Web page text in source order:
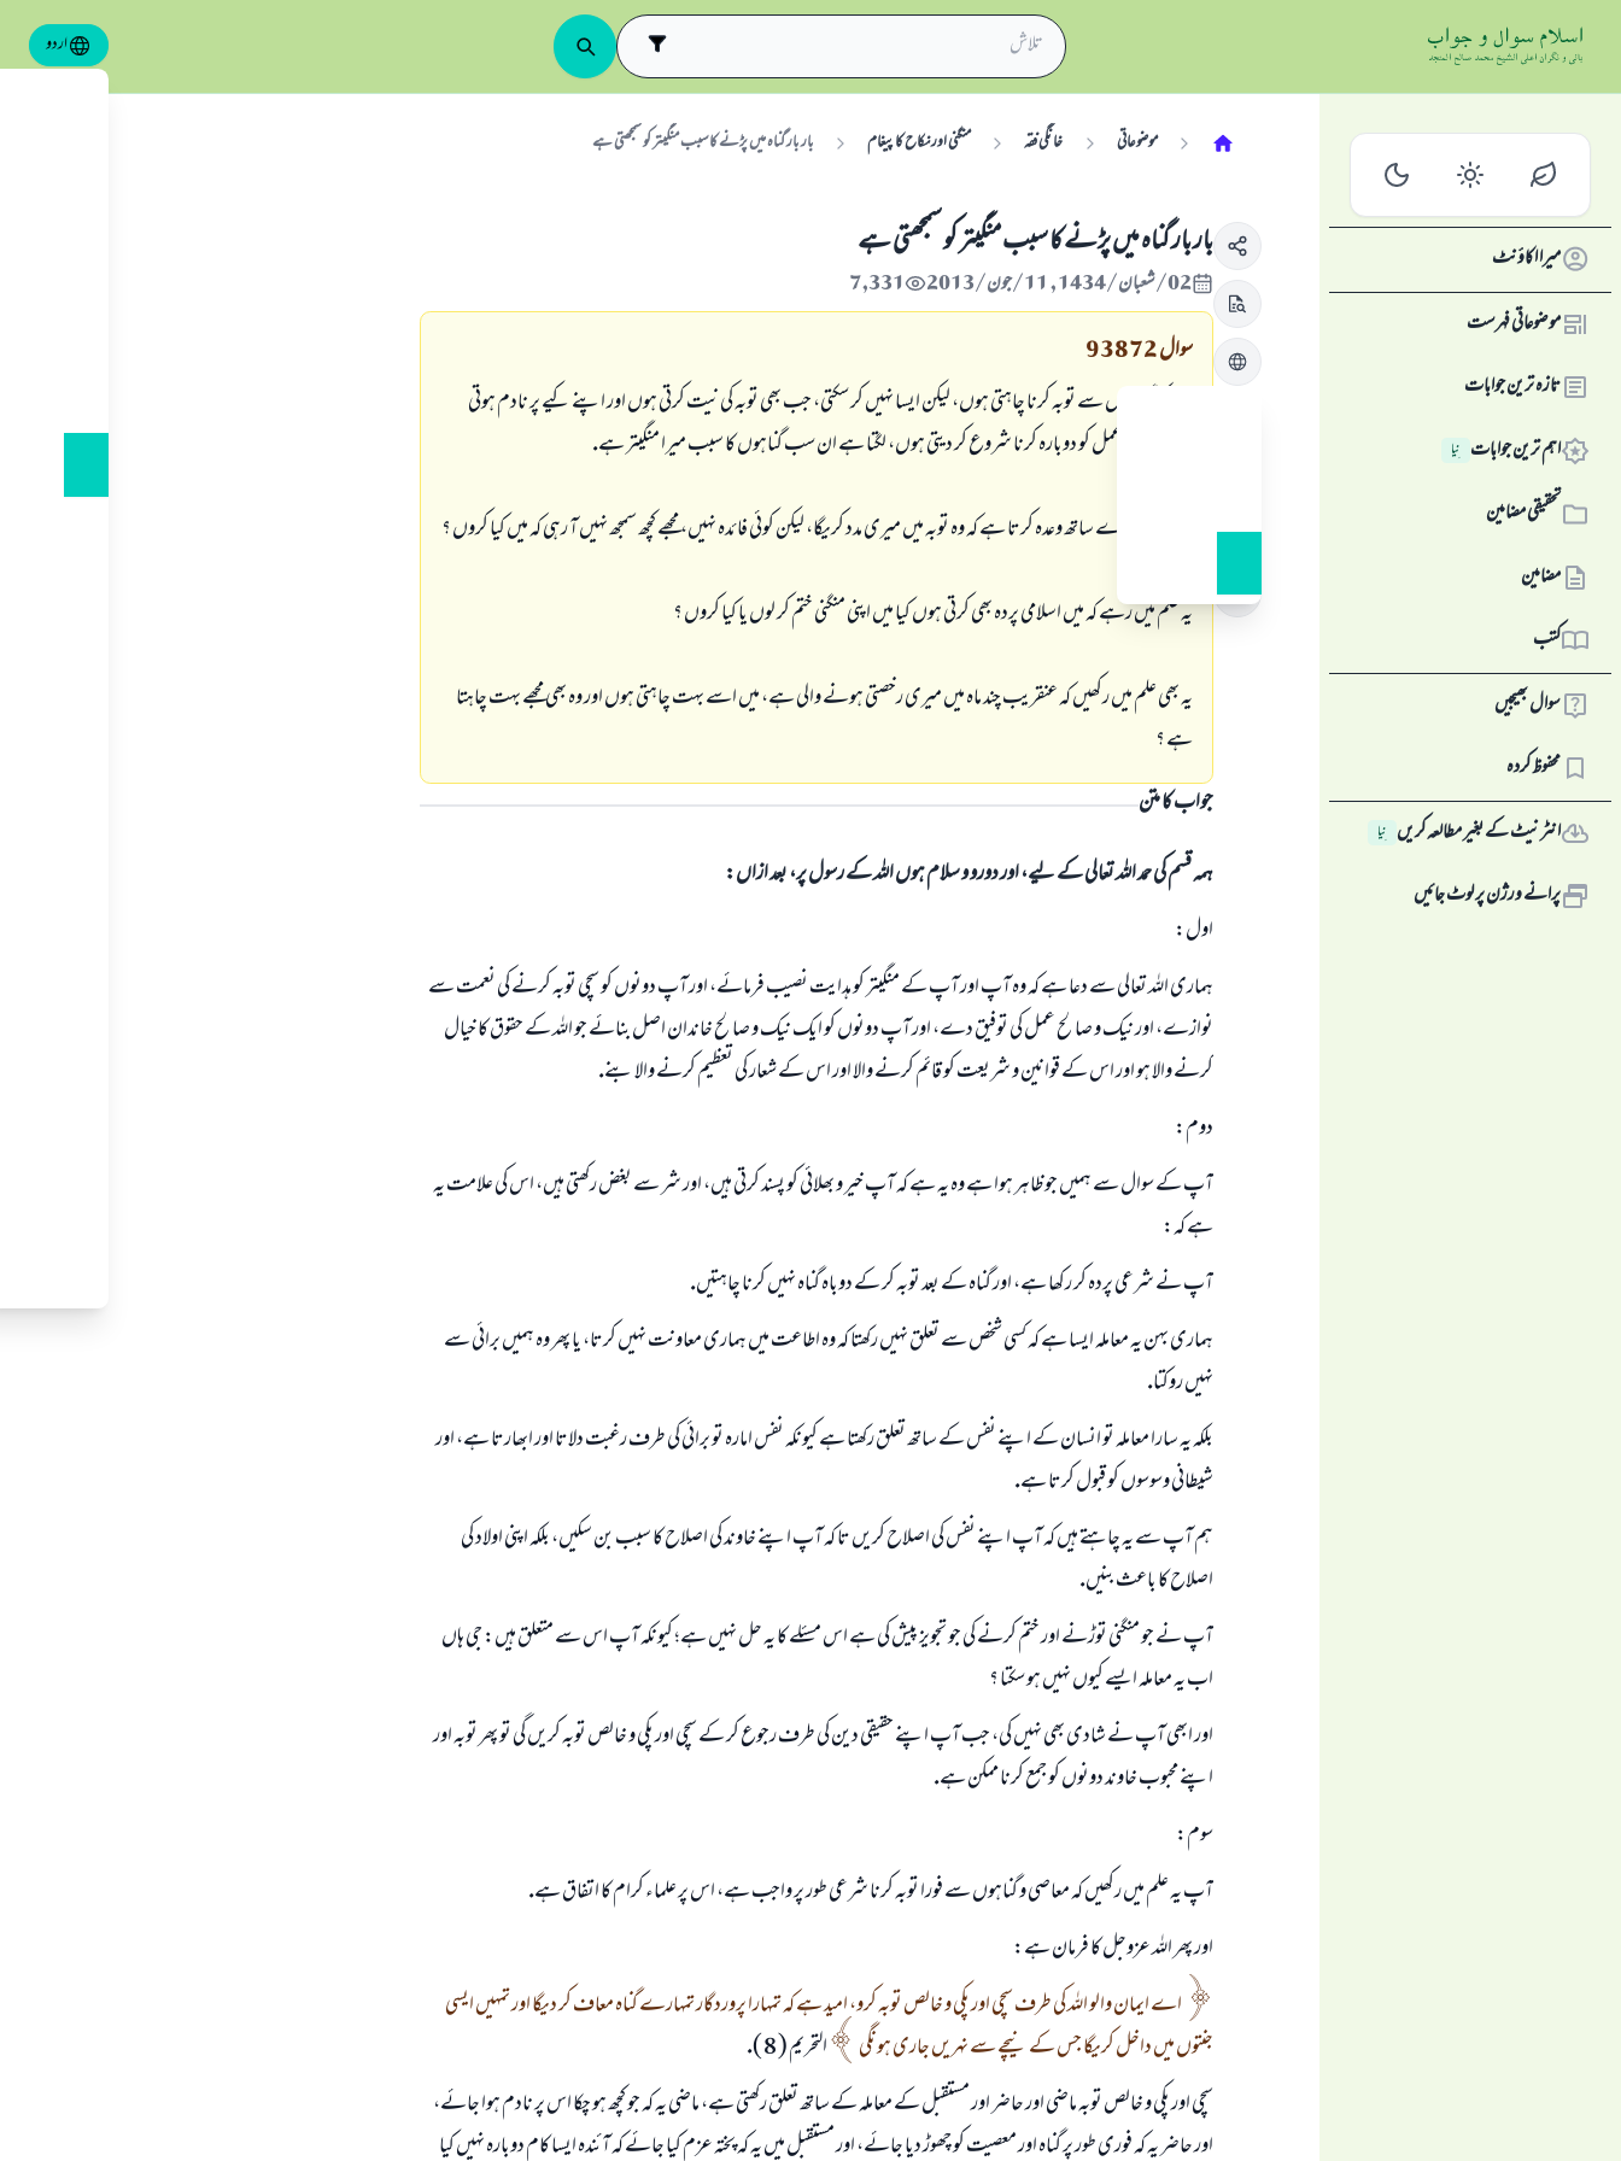
اردو
میرا اکاؤنٹ
موضوعاتی فہرست
تازہ ترین جوابات
اہم ترین جوابات نِیا
تحقیقی مضامین
مضامین
کتب
سوال بھیجیں
محفوظ کردہ
انٹرنیٹ کے بغیر مطالعہ کریں نِیا
پرانے ورژن پر لوٹ جائیں
موضوعاتی خانگی فقہ منگنی اور نکاح کا پیغام بار بار گناہ ميں پڑنے كا سبب منگيتر كو سمجھتى ہے
بار بار گناہ ميں پڑنے كا سبب منگيتر كو سمجھتى ہے
02/شعبان/1434 , 11/جون/2013 7,331
سوال93872
ميں كچھ گناہوں سے توبہ كرنا چاہتى ہوں، ليكن ايسا نہيں كر سكتى، جب بھى توبہ كى نيت كرتى ہوں اور اپنے كيے پر نادم ہوتى
ہوں تو اسى عمل كو دوبارہ كرنا شروع كر ديتى ہوں، لگتا ہے ان سب گناہوں كا سبب ميرا منگيتر ہے.
ہر بار وہ ميرے ساتھ وعدہ كرتا ہے كہ وہ توبہ ميں ميرى مدد كريگا، ليكن كوئى فائدہ نہيں، مجھے كچھ سمجھ نہيں آ رہى كہ ميں كيا كروں ؟
يہ علم ميں رہے كہ ميں اسلامى پردہ بھى كرتى ہوں كيا ميں اپنى منگنى ختم كر لوں يا كيا كروں ؟
يہ بھى علم ميں ركھيں كہ عنقريب چند ماہ ميں ميرى رخصتى ہونے والى ہے، ميں اسے بہت چاہتى ہوں اور وہ بھى مجھے بہت چاہتا
ہے ؟
جواب کا متن
ہمہ قسم کی حمد اللہ تعالی کے لیے، اور دورو و سلام ہوں اللہ کے رسول پر، بعد ازاں:
اول:
ہمارى اللہ تعالى سے دعا ہے كہ وہ آپ اور آپ كے منگيتر كو ہدايت نصيب فرمائے، اور آپ دونوں كو سچى توبہ كرنے كى نعمت سے
نوازے، اور نيك و صالح عمل كى توفيق دے، اور آپ دونوں كو ايك نيك و صالح خاندان اصل بنائے جو اللہ كے حقوق كا خيال
كرنے والا ہو اور اس كے قوانين و شريعت كو قائم كرنے والا اور اس كے شعار كى تعظيم كرنے والا بنے.
دوم:
آپ كے سوال سے ہميں جو ظاہر ہوا ہے وہ يہ ہے كہ آپ خير و بھلائى كو پسند كرتى ہيں، اور شر سے بغض ركھتى ہيں، اس كى علامت يہ
ہے كہ:
آپ نے شرعى پردہ كر ركھا ہے، اور گناہ كے بعد توبہ كر كے دوباہ گناہ نہيں كرنا چاہتيں.
ہمارى بہن يہ معاملہ ايسا ہے كہ كسى شخص سے تعلق نہيں ركھتا كہ وہ اطاعت ميں ہمارى معاونت نہيں كرتا، يا پھر وہ ہميں برائى سے
نہيں روكتا.
بلكہ يہ سارا معاملہ تو انسان كے اپنے نفس كے ساتھ تعلق ركھتا ہے كيونكہ نفس امارہ تو برائى كى طرف رغبت دلاتا اور ابھارتا ہے، اور
شيطانى وسوسوں كو قبول كرتا ہے.
ہم آپ سے يہ چاہتے ہيں كہ آپ اپنے نفس كى اصلاح كريں تا كہ آپ اپنے خاوند كى اصلاح كا سبب بن سكيں، بلكہ اپنى اولاد كى
اصلاح كا باعث بنيں.
آپ نے جو منگنى توڑنے اور ختم كرنے كى جو تجويز پيش كى ہے اس مسئلے كا يہ حل نہيں ہے؛ كيونكہ آپ اس سے متعلق ہيں: جى ہاں
اب يہ معاملہ ايسے كيوں نہيں ہو سكتا ؟
اور ابھى آپ نے شادى بھى نہيں كى، جب آپ اپنے حقيقى دين كى طرف رجوع كر كے سچى اور پكى و خالص توبہ كريں گى تو پھر توبہ اور
اپنے محبوب خاوند دونوں كو جمع كرنا ممكن ہے.
سوم:
آپ يہ علم ميں ركھيں كہ معاصى و گناہوں سے فورا توبہ كرنا شرعى طور پر واجب ہے، اس پر علماء كرام كا اتفاق ہے.
اور پھر اللہ عزوجل كا فرمان ہے:
اے ايمان والو اللہ كى طرف سچى اور پكى و خالص توبہ كرو، اميد ہے كہ تمہارا پروردگار تمہارے گناہ معاف كر ديگا اور تمہيں ايسى
جنتوں ميں داخل كريگا جس كے نيچے سے نہريں جارى ہونگى
التحريم ( 8 ).
سچى اور پكى و خالص توبہ ماضى اور حاضر اور مستقبل كے معاملہ كے ساتھ تعلق ركھتى ہے، ماضى يہ كہ جو كچھ ہو چكا اس پر نادم ہوا جائے،
اور حاضر يہ كہ فورى طور پر گناہ اور معصيت كو چھوڑ ديا جائے، اور مستقبل ميں يہ كہ پختہ عزم كيا جائے كہ آئندہ ايسا كام دوبارہ نہيں كيا